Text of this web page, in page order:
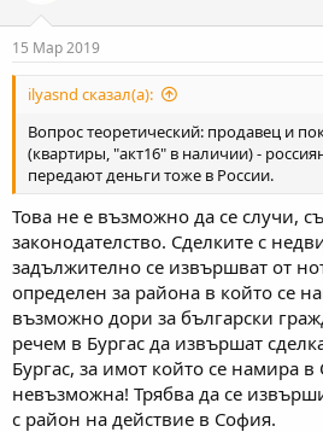
:
15 Мар 2019
ilyasnd сказал(а):
Вопрос теоретический: продавец и
(квартиры, "акт16" в наличии) -
передают деньги тоже в России.
Това не е възможно да се случи,
законодателство. Сделките с
задължително се извършват от
определен за района в който се
възможно дори за български
речем в Бургас да извършат
Бургас, за имот който се намира в
невъзможна! Трябва да се
с район на действие в София.